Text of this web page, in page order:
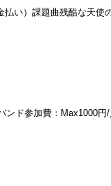
い）課題曲残酷な天使
ド参加費：Max1000円